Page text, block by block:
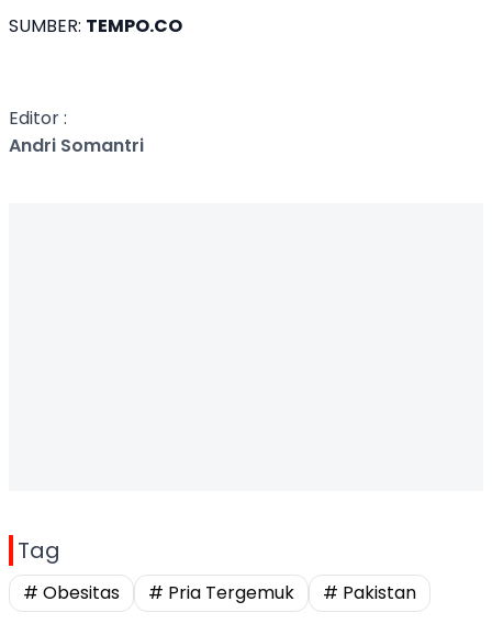
SUMBER: TEMPO.CO
Editor :
Andri Somantri
Tag
# Obesitas # Pria Tergemuk # Pakistan